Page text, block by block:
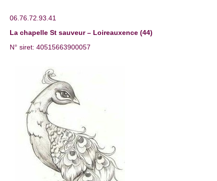
06.76.72.93.41
La chapelle St sauveur – Loireauxence (44)
N° siret: 40515663900057